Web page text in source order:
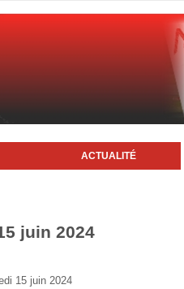
ACTUALITÉ
juin 2024
15 juin 2024